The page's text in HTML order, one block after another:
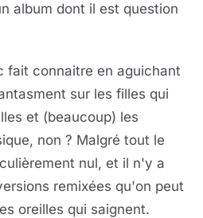
album dont il est question
fait connaitre en aguichant
sur les filles qui
et (beaucoup) les
non ? Malgré tout le
nul, et il n'y a
remixées qu'on peut
oreilles qui saignent.